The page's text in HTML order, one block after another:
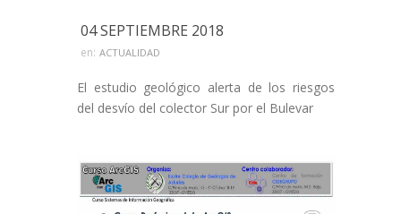
04 SEPTIEMBRE 2018
en: ACTUALIDAD
El estudio geológico alerta de los riesgos
del desvío del colector Sur por el Bulevar